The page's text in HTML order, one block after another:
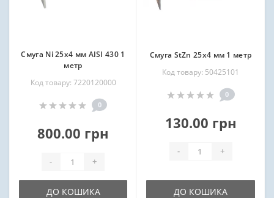
Смуга Ni 25х4 мм AISI 430 1
метр
Код товару: 7220120000
0
800.00 грн
- +
ДО КОШИКА
Смуга StZn 25х4 мм 1 метр
Код товару: 50425101
0
130.00 грн
- +
ДО КОШИКА